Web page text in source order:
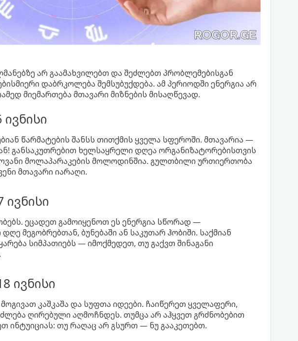
არ გაამახვილებთ და შეძლებთ პრობლემებისგან
დაბრკოლება შემსუბუქდება. ამ პერიოდში ენერგია არ
მიემართება მთავარი მიზნების მისაღწევად.
წარმატების შანსს თითქმის ყველა სფეროში. მთავარია —
განსაკუთრებით ხელსაყრელი დღეა ორგანიზატორებისთვის
მოლაპარაკების მოლოდინშია. გულთბილი ურთიერთობა
მთავარი იარაღი.
ივნისი
ეცადეთ გამოიყენოთ ეს ენერგია სწორად —
მეგობრებთან, ბუნებაში ან საკუთარ ჰობიში. საქმიან
სიმპათიებს — იმოქმედეთ, თუ გაქვთ შინაგანი
ივნისი
კაშკაშა და სუფთა იდეები. ჩაიწერეთ ყველაფერი,
ღირებული აღმოჩნდეს. თუმცა არ აჰყვეთ გრძნობებით
ინტუიციას: თუ რაღაც არ გსურთ — ნუ გააკეთებთ.